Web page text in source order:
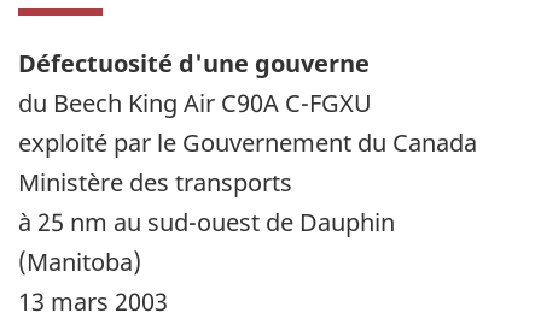
Défectuosité d'une gouverne
du Beech King Air C90A C-FGXU
exploité par le Gouvernement du Canada
Ministère des transports
à 25 nm au sud-ouest de Dauphin
(Manitoba)
13 mars 2003